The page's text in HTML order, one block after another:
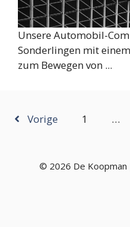
Unsere Automobil-
Sonderlingen mit
zum Bewegen von ...
Vorige 1 …
© 2026 De Koopman